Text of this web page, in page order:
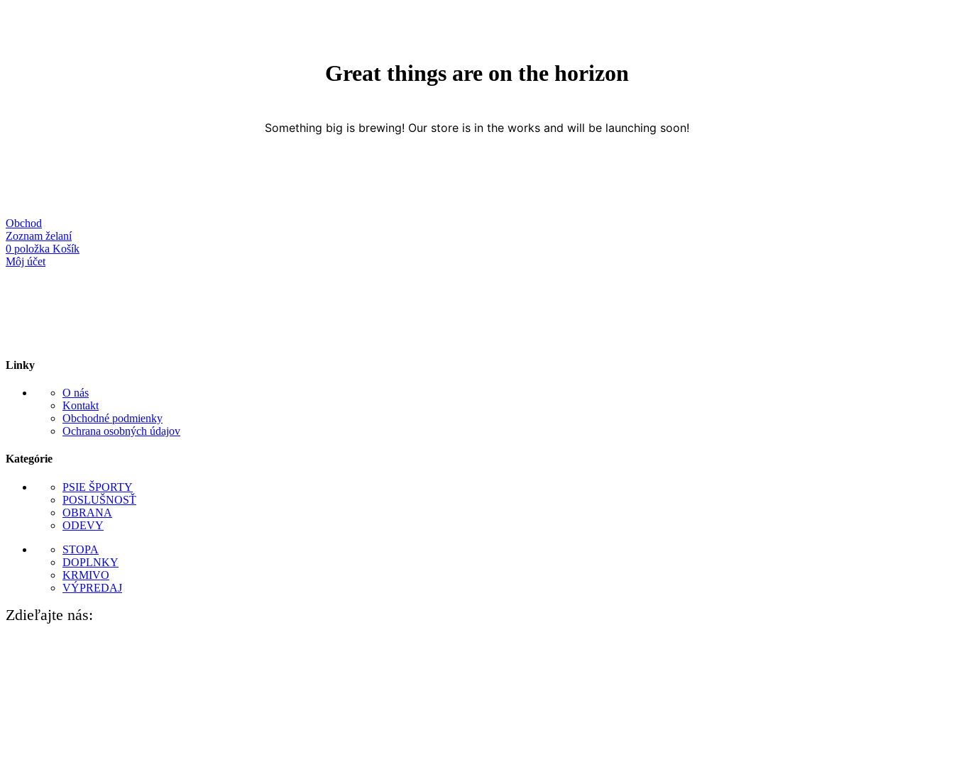
Great things are on the horizon
Something big is brewing! Our store is in the works and will be launching soon!
Obchod
Zoznam želaní
0 položka Košík
Môj účet
Linky
O nás
Kontakt
Obchodné podmienky
Ochrana osobných údajov
Kategórie
PSIE ŠPORTY
POSLUŠNOSŤ
OBRANA
ODEVY
STOPA
DOPLNKY
KRMIVO
VÝPREDAJ
Zdieľajte nás: